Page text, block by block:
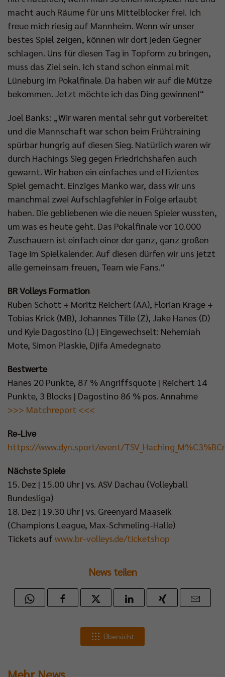
macht auch Räume für uns Mittelblocker frei. Ich
freue mich riesig auf Mannheim. Wenn wir unser
bestes Spiel zeigen, können wir dort jeden Gegner
schlagen. Uns für diesen Tag in Topform zu bringen,
muss das Ziel sein. Ich stand schon einmal mit
Lüneburg im Pokalfinale. Da haben wir auf die Mütze
bekommen. Jetzt möchte ich das Ding gewinnen!“
Joel Banks: „Wir waren mental sehr gut vorbereitet
und die Mannschaft war schon beim Frühtraining
spürbar hungrig auf diesen Sieg. Natürlich waren wir
durch Hachings Sieg gegen Friedrichshafen auch
gewarnt. Wir haben ein einfaches und effizientes
Spiel gemacht. Einziges Manko war, dass wir uns
manchmal zwei Aufschlagfehler in Folge erlaubt
haben. Die gebliebenen wie die neuen Spieler wussten,
um was es heute geht. Das Pokalfinale vor 10.000
Zuschauern ist einfach einer der ganz, ganz großen
Tage im Spielkalender. Auf diesen dürfen wir uns jetzt
alle gemeinsam freuen, Team wie Fans.“
BR Volleys Formation
Ruben Schott + Moritz Reichert (AA), Florian Krage +
Tobias Krick (MB), Johannes Tille (Z), Jake Hanes (D)
und Kyle Dagostino (L) | Eingewechselt: Nehemiah
Mote, Simon Plaskie, Djifa Amedegnato
Bestwerte
Hanes 20 Punkte, 87 % Angriffsquote | Reichert 14
Punkte, 3 Blocks | Dagostino 86 % pos. Annahme
>>> Matchreport <<<
Re-Live
https://www.dyn.sport/event/
Nächste Spiele
15. Dez | 15.00 Uhr | vs. ASV Dachau (Volleyball
Bundesliga)
18. Dez | 19.30 Uhr | vs. Greenyard Maaseik
(Champions League, Max-Schmeling-Halle)
Tickets auf www.br-volleys.de/ticketshop
News teilen
Übersicht